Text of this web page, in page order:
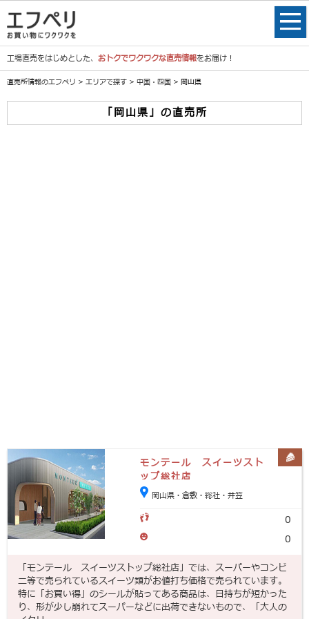
工場直売をはじめとした、 おトクでワクワクな直売情報をお届け！
直売所情報のエフペリ > エリアで探す > 中国・四国 > 岡山県
「岡山県」の直売所
モンテール スイーツスト
ップ総社店
岡山県・倉敷・総社・井笠
0
0
「モンテール スイーツストップ総社店」では、スーパーやコンビ
ニ等で売られているスイーツ類がお値打ち価格で売られています。
特に「お買い得」のシールが貼ってある商品は、日持ちが短かった
り、形が少し崩れてスーパーなどに出荷できないもので、「大人の